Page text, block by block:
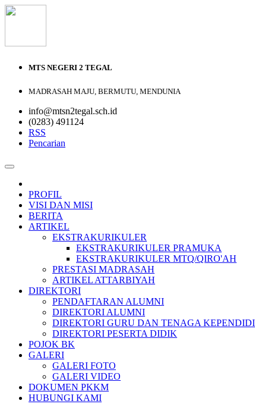
MTS NEGERI 2 TEGAL
MADRASAH MAJU, BERMUTU, MENDUNIA
info@mtsn2tegal.sch.id
(0283) 491124
RSS
Pencarian
PROFIL
VISI DAN MISI
BERITA
ARTIKEL
EKSTRAKURIKULER
EKSTRAKURIKULER PRAMUKA
EKSTRAKURIKULER MTQ/QIRO'AH
PRESTASI MADRASAH
ARTIKEL ATTARBIYAH
DIREKTORI
PENDAFTARAN ALUMNI
DIREKTORI ALUMNI
DIREKTORI GURU DAN TENAGA
DIREKTORI PESERTA DIDIK
POJOK BK
GALERI
GALERI FOTO
GALERI VIDEO
DOKUMEN PKKM
HUBUNGI KAMI